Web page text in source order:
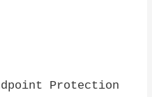
Protection